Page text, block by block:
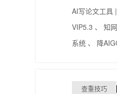
AI写论文工具
VIP5.3 、 知
系统 、 降
查重技巧